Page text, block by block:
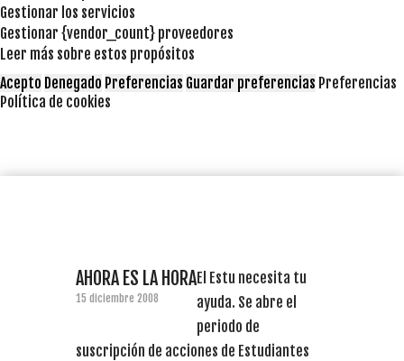
Gestionar los servicios
Gestionar {vendor_count} proveedores
Leer más sobre estos propósitos
Acepto Denegado Preferencias Guardar preferencias Preferencias
Política de cookies
AHORA ES LA HORA
15 diciembre 2008
El Estu necesita tu
ayuda. Se abre el
periodo de
suscripción de acciones de Estudiantes